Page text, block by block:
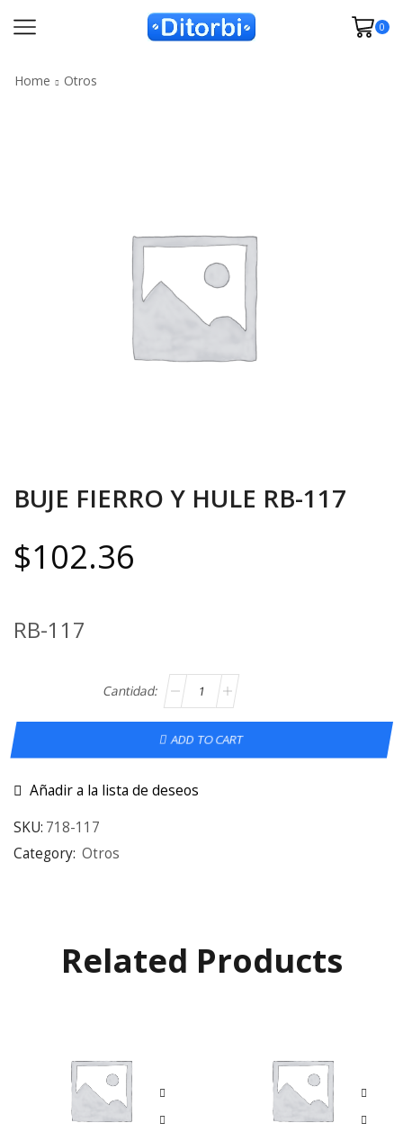
0
Home Otros
BUJE FIERRO Y HULE RB-117
$102.36
RB-117
ADD TO CART
Añadir a la lista de deseos
SKU: 718-117
Category: Otros
Related Products